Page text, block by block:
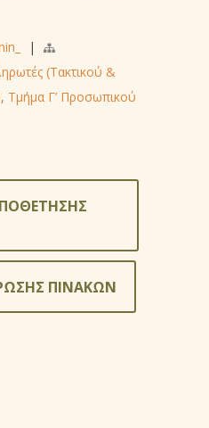
|
(Τακτικού &
, Τμήμα Γ’ Προσωπικού
ΠΙΝΑΚΩΝ